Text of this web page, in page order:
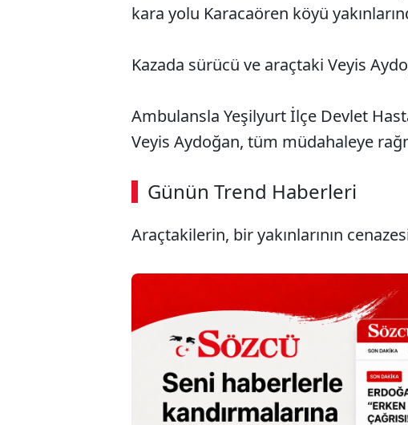
kara yolu Karacaören köyü
Kazada sürücü ve araçtaki Veyis
Ambulansla Yeşilyurt İlçe Devlet
Veyis Aydoğan, tüm müdahaleye
Günün Trend Haberleri
Araçtakilerin, bir yakınlarının